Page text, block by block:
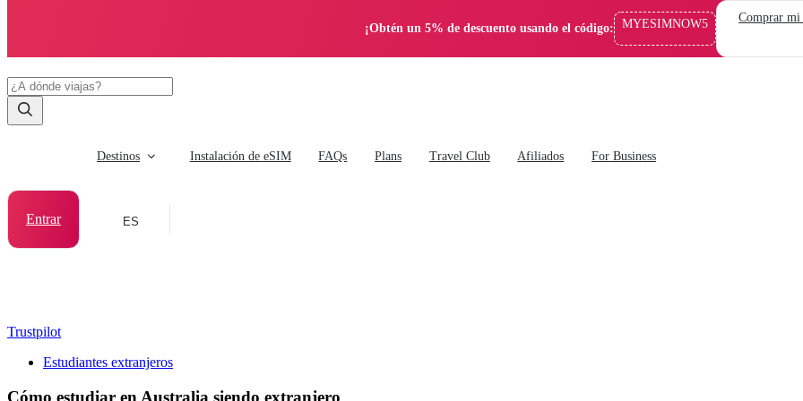
¡Obtén un 5% de descuento usando el código: MYESIMNOW5 Comprar
Destinos Instalación de eSIM FAQs Plans Travel Club Afiliados For Business
Entrar ES
Trustpilot
Estudiantes extranjeros
Cómo estudiar en Australia siendo extranjero